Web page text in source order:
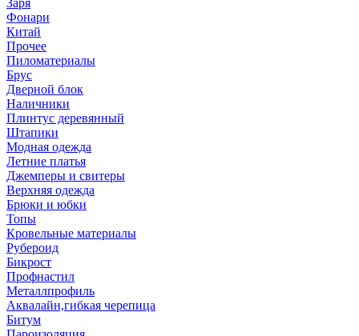
Заря
Фонари
Китай
Прочее
Пиломатериалы
Брус
Дверной блок
Наличники
Плинтус деревянный
Штапики
Модная одежда
Летние платья
Джемперы и свитеры
Верхняя одежда
Брюки и юбки
Топы
Кровельные материалы
Рубероид
Бикрост
Профнастил
Металлпрофиль
Аквалайн,гибкая черепица
Битум